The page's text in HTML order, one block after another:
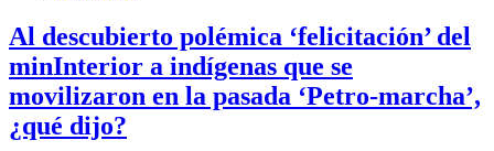
Al descubierto polémica ‘felicitación’ del
minInterior a indígenas que se
movilizaron en la pasada ‘Petro-marcha’,
¿qué dijo?